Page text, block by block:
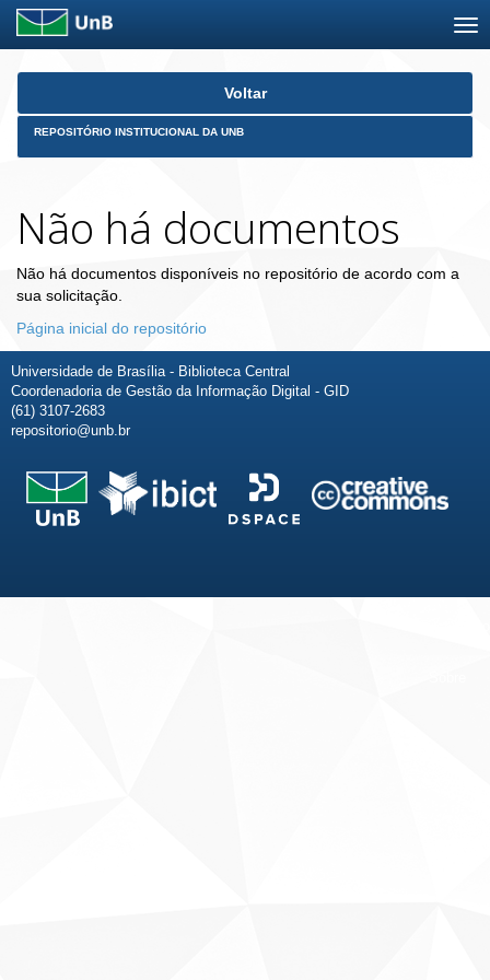
Skip
Voltar
REPOSITÓRIO INSTITUCIONAL DA UNB
Não há documentos
Não há documentos disponíveis no repositório de acordo com a
sua solicitação.
Página inicial do repositório
Universidade de Brasília - Biblioteca Central
Coordenadoria de Gestão da Informação Digital - GID
(61) 3107-2683
repositorio@unb.br